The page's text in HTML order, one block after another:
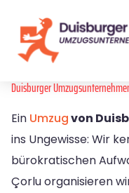
Duisburger
Ein Umzugvon
ins Ungewisse: Wir
bürokratischen
Çorlu organisieren